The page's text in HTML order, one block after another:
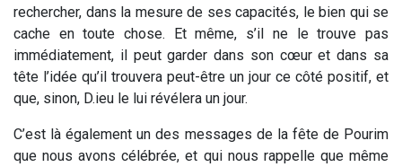
rechercher, dans la mesure de ses capacités, le bien qui se
cache en toute chose. Et même, s’il ne le trouve pas
immédiatement, il peut garder dans son cœur et dans sa
tête l’idée qu’il trouvera peut-être un jour ce côté positif, et
que, sinon, D.ieu le lui révélera un jour.
C’est là également un des messages de la fête de Pourim
que nous avons célébrée, et qui nous rappelle que même